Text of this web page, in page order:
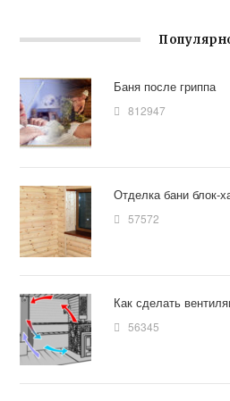
Баня после гриппа
812947
Отделка бани блок-
57572
Как сделать
56345